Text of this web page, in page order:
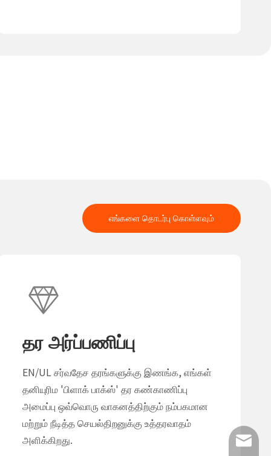
எங்களை தொடர்பு கொள்ளவும்
தர அர்ப்பணிப்பு
EN/UL சர்வதேச தரங்களுக்கு இணங்க, எங்கள்
தனியுரிம 'பிளாக் பாக்ஸ்' தர கண்காணிப்பு
அமைப்பு ஒவ்வொரு வாகனத்திற்கும் நம்பகமான
மற்றும் நீடித்த செயல்திறனுக்கு உத்தரவாதம்
அளிக்கிறது.